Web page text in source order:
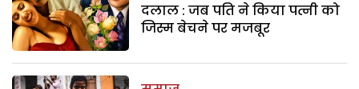
दलाल : जब पति ने किया पत्नी को
जिस्म बेचने पर मजबूर